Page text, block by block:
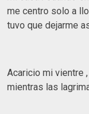
me centro solo a
tuvo que dejarme
Acaricio mi vientre
mientras las